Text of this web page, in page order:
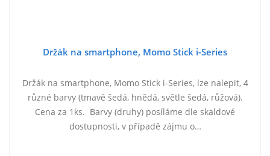
Držák na smartphone, Momo Stick i-Series
Držák na smartphone, Momo Stick i-Series, lze nalepit, 4
různé barvy (tmavě šedá, hnědá, světle šedá, růžová).
Cena za 1ks. Barvy (druhy) posíláme dle skaldové
dostupnosti, v případě zájmu o…